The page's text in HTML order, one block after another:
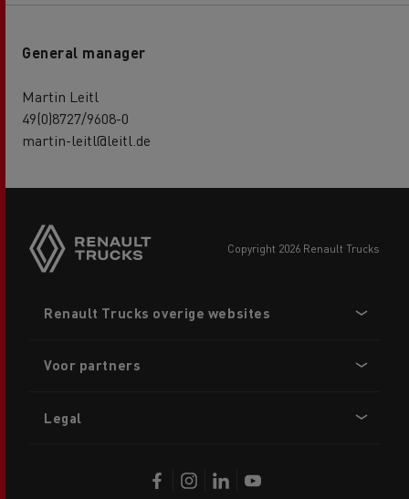
General manager
Martin Leitl
49(0)8727/9608-0
martin-leitl@leitl.de
copyright 2026 Renault Trucks
menu
Renault Trucks overige websites
Voor partners
Legal